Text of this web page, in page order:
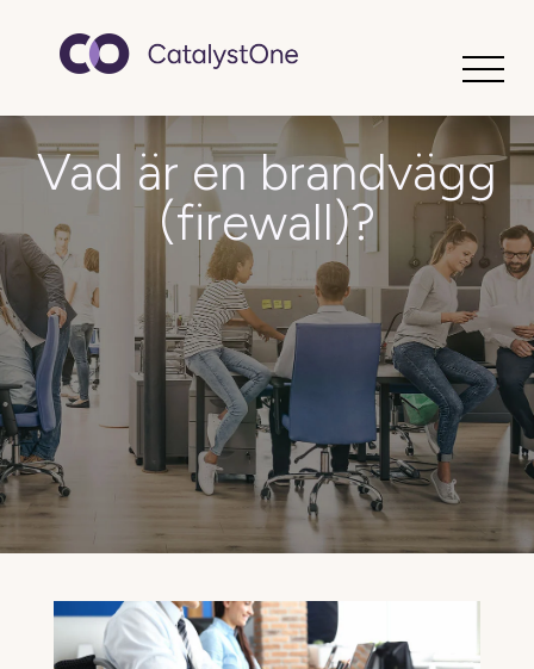
Vad är en brandvägg
(firewall)?